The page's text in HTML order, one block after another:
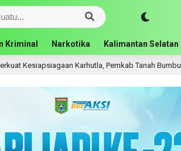
Kriminal Narkotika Kalimantan Selatan
Tanah Bumbu Aktifkan Posko Siaga Darurat